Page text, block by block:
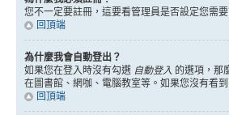
您不一定要註冊，這要看管理員是否設定您需
回頂端
為什麼我會自動登出？
如果您在登入時沒有勾選 自動登入 的選項，那
在圖書館、網咖、電腦教室等。如果您沒有看
回頂端